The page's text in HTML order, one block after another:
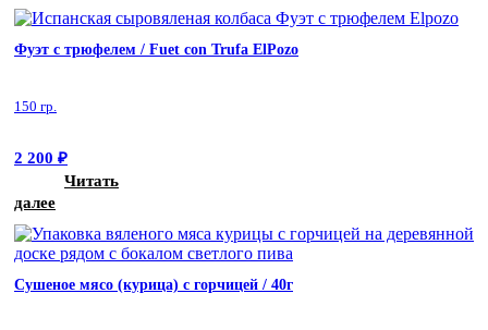
Фуэт с трюфелем / Fuet con Trufa ElPozo
150 гр.
2 200 ₽
Читать
далее
Сушеное мясо (курица) с горчицей / 40г